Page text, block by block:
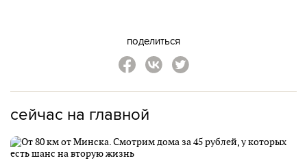
поделиться
сейчас на главной